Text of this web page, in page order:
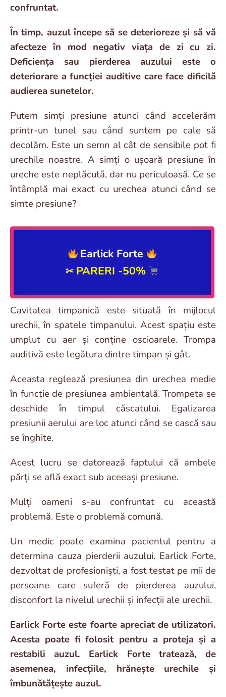
confruntat.
În timp, auzul începe să se deterioreze și să vă
afecteze în mod negativ viața de zi cu zi.
Deficiența sau pierderea auzului este o
deteriorare a funcției auditive care face dificilă
audierea sunetelor.
Putem simți presiune atunci când accelerăm
printr-un tunel sau când suntem pe cale să
decolăm. Este un semn al cât de sensibile pot fi
urechile noastre. A simți o ușoară presiune în
ureche este neplăcută, dar nu periculoasă. Ce se
întâmplă mai exact cu urechea atunci când se
simte presiune?
Earlick Forte
✂ PARERI -50%
Cavitatea timpanică este situată în mijlocul
urechii, în spatele timpanului. Acest spațiu este
umplut cu aer și conține oscioarele. Trompa
auditivă este legătura dintre timpan și gât.
Aceasta reglează presiunea din urechea medie
în funcție de presiunea ambientală. Trompeta se
deschide în timpul căscatului. Egalizarea
presiunii aerului are loc atunci când se cască sau
se înghite.
Acest lucru se datorează faptului că ambele
părți se află exact sub aceeași presiune.
Mulți oameni s-au confruntat cu această
problemă. Este o problemă comună.
Un medic poate examina pacientul pentru a
determina cauza pierderii auzului. Earlick Forte,
dezvoltat de profesioniști, a fost testat pe mii de
persoane care suferă de pierderea auzului,
disconfort la nivelul urechii și infecții ale urechii.
Earlick Forte este foarte apreciat de utilizatori.
Acesta poate fi folosit pentru a proteja și a
restabili auzul. Earlick Forte tratează, de
asemenea, infecțiile, hrănește urechile și
îmbunătățește auzul.